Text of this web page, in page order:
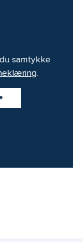
samtykke
.